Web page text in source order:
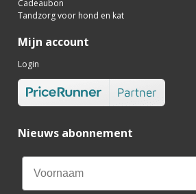
Cadeaubon
Tandzorg voor hond en kat
Mijn account
Login
Nieuws abonnement